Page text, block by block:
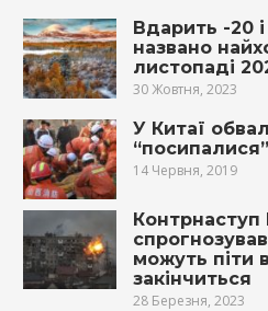
Вдарить -20
названо
листопаді
30 Жовтня, 2023
У Китаї
14 Червня, 2019
Контрнаступ
можуть піти
закінчиться
28 Березня, 2023